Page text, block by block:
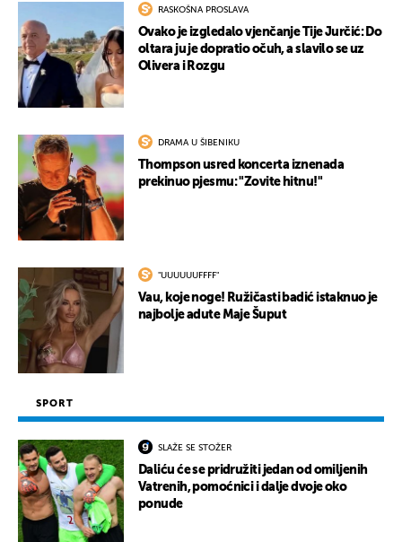
RASKOŠNA PROSLAVA
Ovako je izgledalo vjenčanje Tije Jurčić: Do
oltara ju je dopratio očuh, a slavilo se uz
Olivera i Rozgu
DRAMA U ŠIBENIKU
Thompson usred koncerta iznenada
prekinuo pjesmu: "Zovite hitnu!"
"UUUUUUFFFF"
Vau, koje noge! Ružičasti badić istaknuo je
najbolje adute Maje Šuput
SPORT
SLAŽE SE STOŽER
Daliću će se pridružiti jedan od omiljenih
Vatrenih, pomoćnici i dalje dvoje oko
ponude